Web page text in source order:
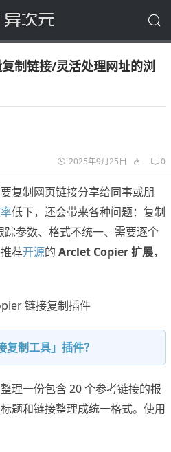
制链接/灵活处理网址的浏
2025年9月25日 0
复制网页链接分享给同事或朋
低下，还会带来各种问题：复制
踪参数、格式不统一、需要逐个
荐开源的 Arclet Copier 扩展，
制工具」插件？
理一份包含 20 个参考链接的报
题和链接整理成统一格式。使用